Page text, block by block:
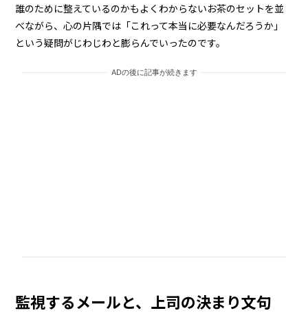
誰のために整えているのかもよくわからないお茶のセットを並
べながら、心の片隅では「これって本当に必要なんだろうか」
という疑問がじわじわと膨らんでいったのです。
ADの後に記事が続きます
監視するメールと、上司の決まり文句